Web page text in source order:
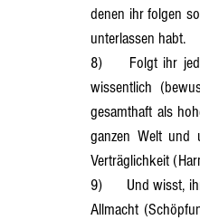
denen ihr folgen
unterlassen habt.
8)	Folgt ihr jedoch den allmächtigen Gesetzen und Geboten, dann wird es euch wohl ergehen, weil ihr in euch
wissentlich
gesamthaft als
ganzen Welt und
Verträglichkeit
9)	Und wisst, ihr seid geschützt vor allem Bösen und vor jedem Unheil in euch, wenn ihr die Gesetze und Gebote der
Allmacht